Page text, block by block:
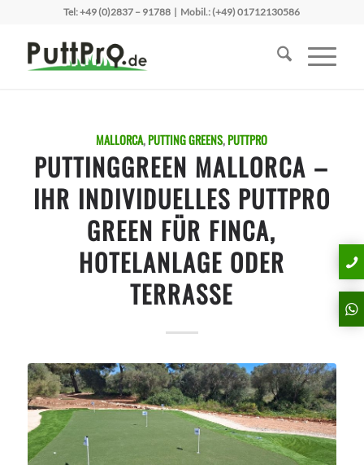
Tel:+49 (0)2837 – 91788 | Mobil.: (+49) 01712130586
MALLORCA,PUTTING GREENS,PUTTPRO
PUTTINGGREEN MALLORCA –
IHR INDIVIDUELLES PUTTPRO
GREEN FÜR FINCA,
HOTELANLAGE ODER
TERRASSE